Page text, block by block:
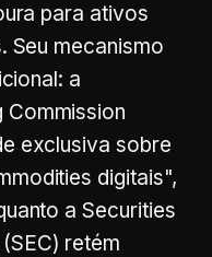
para ativos
Seu mecanismo
a
Commission
exclusiva sobre
digitais",
a Securities
retém